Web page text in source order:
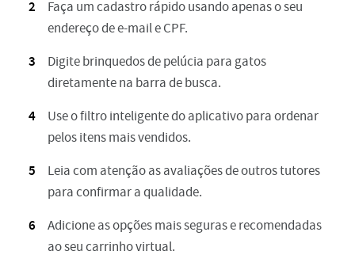
Faça um cadastro rápido usando apenas o seu
endereço de e-mail e CPF.
Digite brinquedos de pelúcia para gatos
diretamente na barra de busca.
Use o filtro inteligente do aplicativo para ordenar
pelos itens mais vendidos.
Leia com atenção as avaliações de outros tutores
para confirmar a qualidade.
Adicione as opções mais seguras e recomendadas
ao seu carrinho virtual.